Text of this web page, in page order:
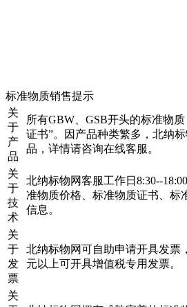
标准物质销售提示
关
于
产
品
所有GBW、GSB开头的标准物
证书”。因产品种类繁多，北纳
品，详情请咨询在线客服。
关
于
技
术
北纳标物网客服工作日8:30--
准物质价格、标准物质证书、标
信息。
关
于
发
票
北纳标物网可自助申请开具发票
元以上可开具增值税专用发票。
关